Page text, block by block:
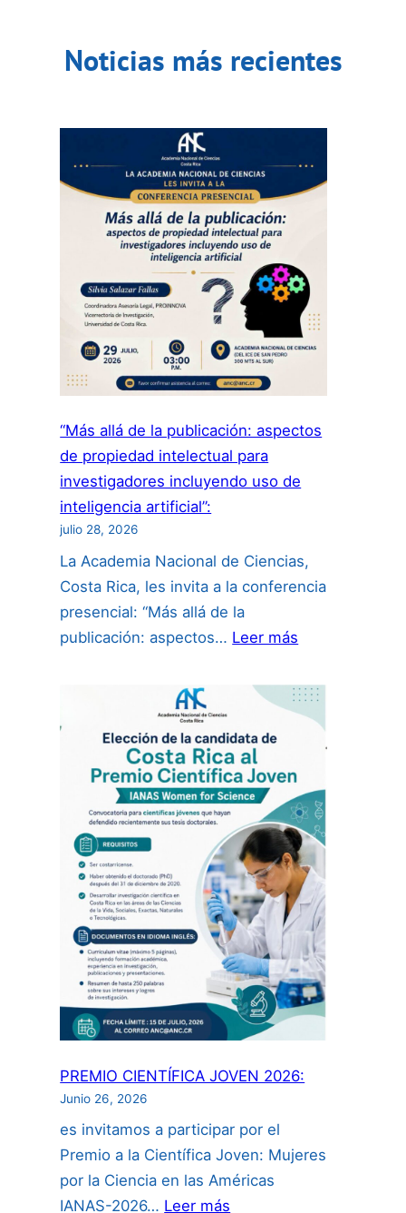
Noticias más recientes
“Más allá de la publicación: aspectos
de propiedad intelectual para
investigadores incluyendo uso de
inteligencia artificial”:
julio 28, 2026
La Academia Nacional de Ciencias,
Costa Rica, les invita a la conferencia
presencial: “Más allá de la
publicación: aspectos… Leer más
allá
de
aspectos
de
propiedad
intelectual
para
investigadores
incluyendo
uso
de
inteligencia
artificial”:
PREMIO CIENTÍFICA JOVEN 2026:
Junio 26, 2026
es invitamos a participar por el
Premio a la Científica Joven: Mujeres
por la Ciencia en las Américas
IANAS-2026… Leer más